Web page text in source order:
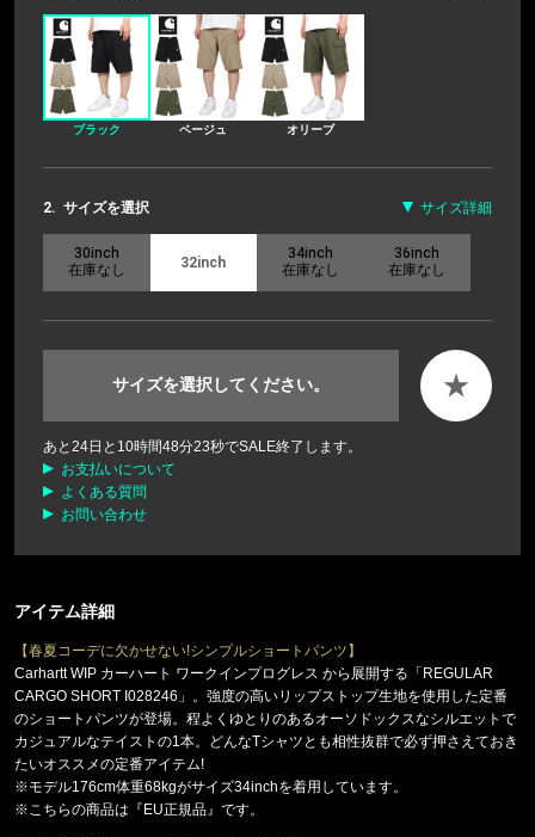
ブラック ベージュ オリーブ
2. サイズを選択 サイズ詳細
30inch
在庫なし 32inch 34inch
在庫なし
36inch
在庫なし
サイズを選択してください。 ★
あと 24日と 10時間48分22秒でSALE終了します。
お支払いについて
よくある質問
お問い合わせ
アイテム詳細
【春夏コーデに欠かせない!シンプルショートパンツ】
Carhartt WIP カーハート ワークインプログレス から展開する「REGULAR
CARGO SHORT I028246」。強度の高いリップストップ生地を使用した定番
のショートパンツが登場。程よくゆとりのあるオーソドックスなシルエットで
カジュアルなテイストの1本。どんなTシャツとも相性抜群で必ず押さえておき
たいオススメの定番アイテム!
※モデル176cm体重68kgがサイズ34inchを着用しています。
※こちらの商品は『EU正規品』です。